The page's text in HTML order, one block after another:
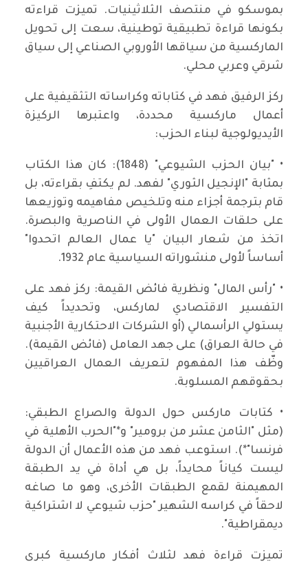
بموسكو في منتصف الثلاثينيات. تميزت قراءته
بكونها قراءة تطبيقية توطينية، سعت إلى تحويل
الماركسية من سياقها الأوروبي الصناعي إلى سياق
شرقي وعربي محلي.
ركز الرفيق فهد في كتاباته وكراساته التثقيفية على
أعمال ماركسية محددة، واعتبرها الركيزة
الأيديولوجية لبناء الحزب:
• "بيان الحزب الشيوعي" (1848): كان هذا الكتاب
بمثابة "الإنجيل الثوري" لفهد. لم يكتفِ بقراءته، بل
قام بترجمة أجزاء منه وتلخيص مفاهيمه وتوزيعها
على حلقات العمال الأولى في الناصرية والبصرة.
اتخذ من شعار البيان "يا عمال العالم اتحدوا"
أساساً لأولى منشوراته السياسية عام 1932.
• "رأس المال" ونظرية فائض القيمة: ركز فهد على
التفسير الاقتصادي لماركس، وتحديداً كيف
يستولي الرأسمالي (أو الشركات الاحتكارية الأجنبية
في حالة العراق) على جهد العامل (فائض القيمة).
وظّف هذا المفهوم لتعريف العمال العراقيين
بحقوقهم المسلوبة.
• كتابات ماركس حول الدولة والصراع الطبقي:
(مثل "الثامن عشر من برومير" و*"الحرب الأهلية في
فرنسا"*). استوعب فهد من هذه الأعمال أن الدولة
ليست كياناً محايداً، بل هي أداة في يد الطبقة
المهيمنة لقمع الطبقات الأخرى، وهو ما صاغه
لاحقاً في كراسه الشهير "حزب شيوعي لا اشتراكية
ديمقراطية".
تميزت قراءة فهد لثلاث أفكار ماركسية كبرى